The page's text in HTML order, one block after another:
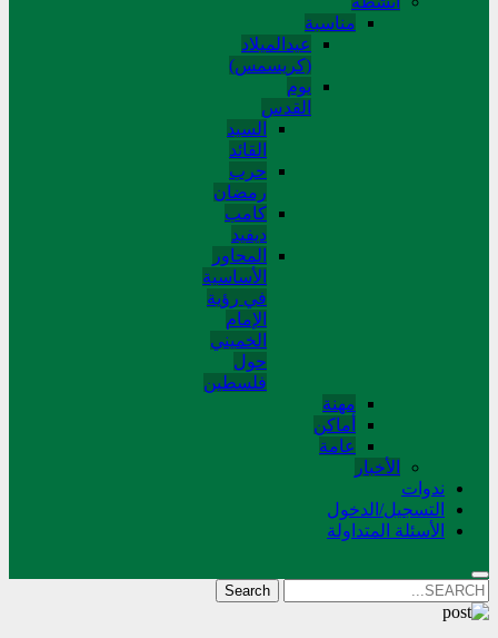
مناسبة
عیدالمیلاد
(کریسمس)
یوم
القدس
السید
القائد
حرب
رمضان
کامب
دیفید
المحاور
الأساسية
في رؤية
الإمام
الخميني
حول
فلسطین
مهنة
أماکن
عامة
الأخبار
ندوات
التسجیل/الدخول
الأسئلة المتداولة
Search
for: